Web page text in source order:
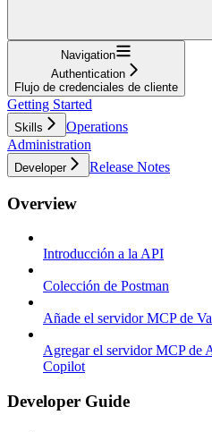
Navigation
Authentication
Flujo de credenciales de cliente
Getting Started
Skills
Operations
Administration
Developer Release Notes
Overview
Introducción a la API
Colección de Postman
Añade el servidor MCP de
Agregar el servidor MCP de
Copilot
Developer Guide